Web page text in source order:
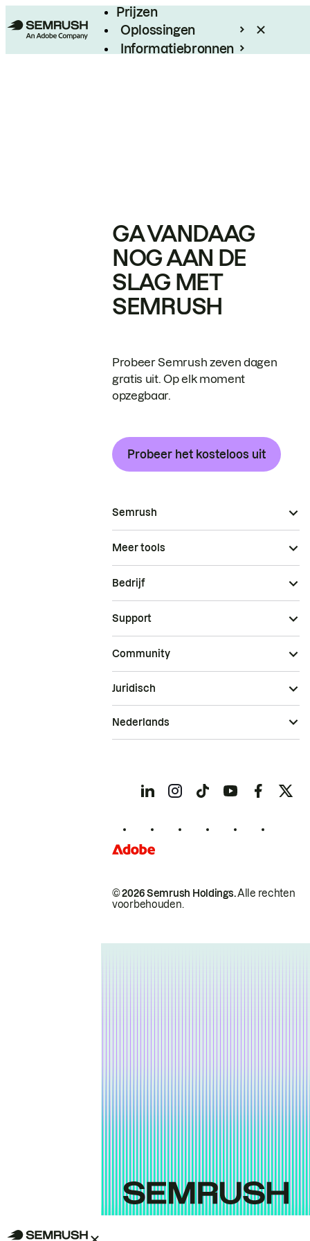
Prijzen
Oplossingen
Informatiebronnen
GA VANDAAG
NOG AAN DE
SLAG MET
SEMRUSH
Probeer Semrush zeven dagen
gratis uit. Op elk moment
opzegbaar.
Probeer het kosteloos uit
Semrush
Meer tools
Bedrijf
Support
Community
© 2026 Semrush Holdings.Alle rechten
voorbehouden.
Juridisch
Nederlands